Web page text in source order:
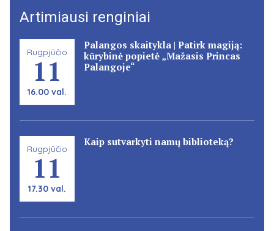
Artimiausi renginiai
Rugpjūčio
11
16.00 val.
Palangos skaitykla | Patirk magiją:
kūrybinė popietė „Mažasis Princas
Palangoje“
Rugpjūčio
11
17.30 val.
Kaip sutvarkyti namų biblioteką?